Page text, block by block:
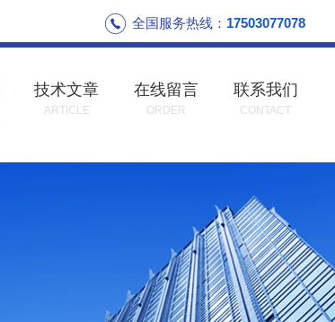
全国服务热线： 17503077078
技术文章
ARTICLE
在线留言
ORDER
联系我们
CONTACT